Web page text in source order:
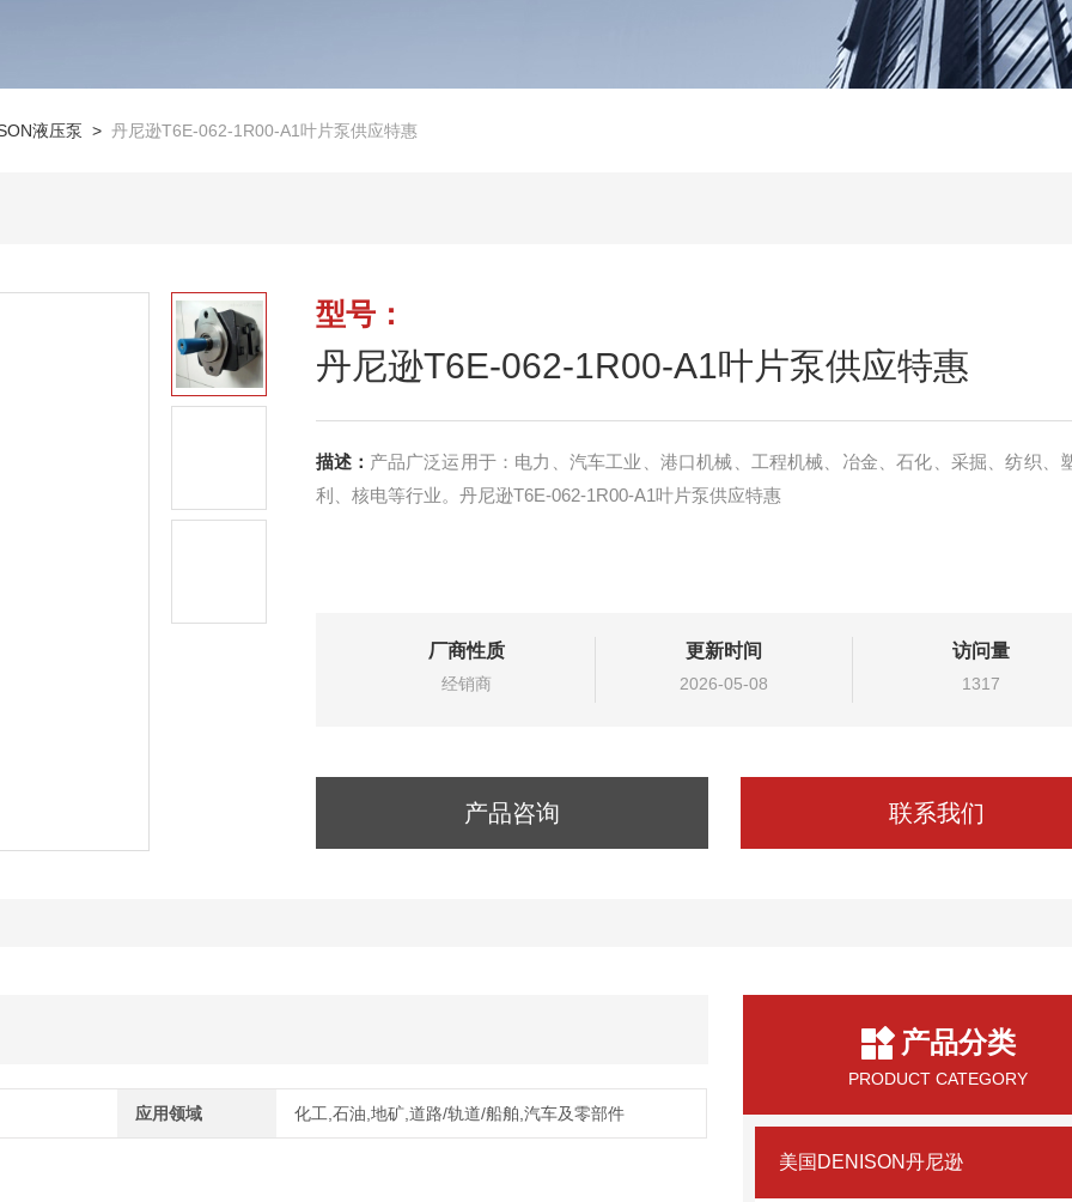
液压泵 > 丹尼逊T6E-062-1R00-A1叶片泵供应特惠
型号：
丹尼逊T6E-062-1R00-A1叶片泵供应特惠
描述： 产品广泛运用于：电力、汽车工业、港口机械、工程机械、冶金、石化、采掘、纺织、
利、核电等行业。丹尼逊T6E-062-1R00-A1叶片泵供应特惠
厂商性质
经销商
更新时间
2026-05-08
访问量
1317
产品咨询 联系我们
应用领域 化工,石油,地矿,道路/轨道/船舶,汽车及零部件
产品分类
PRODUCT CATEGORY
美国DENISON丹尼逊